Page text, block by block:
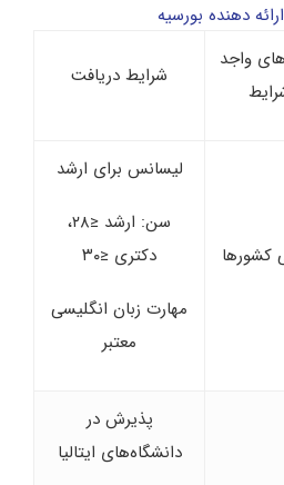
دهنده بورسیه
واجد
شرایط دریافت
کشورها
لیسانس برای ارشد
سن: ارشد ≤۲۸،
دکتری ≤۳۰
مهارت زبان انگلیسی
معتبر
پذیرش در
دانشگاه‌های ایتالیا